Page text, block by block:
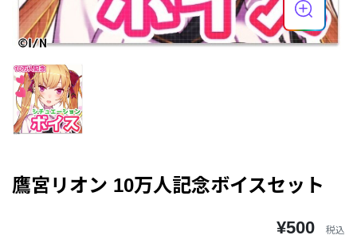
鷹宮リオン 10万人記念ボイスセット
¥500 税込